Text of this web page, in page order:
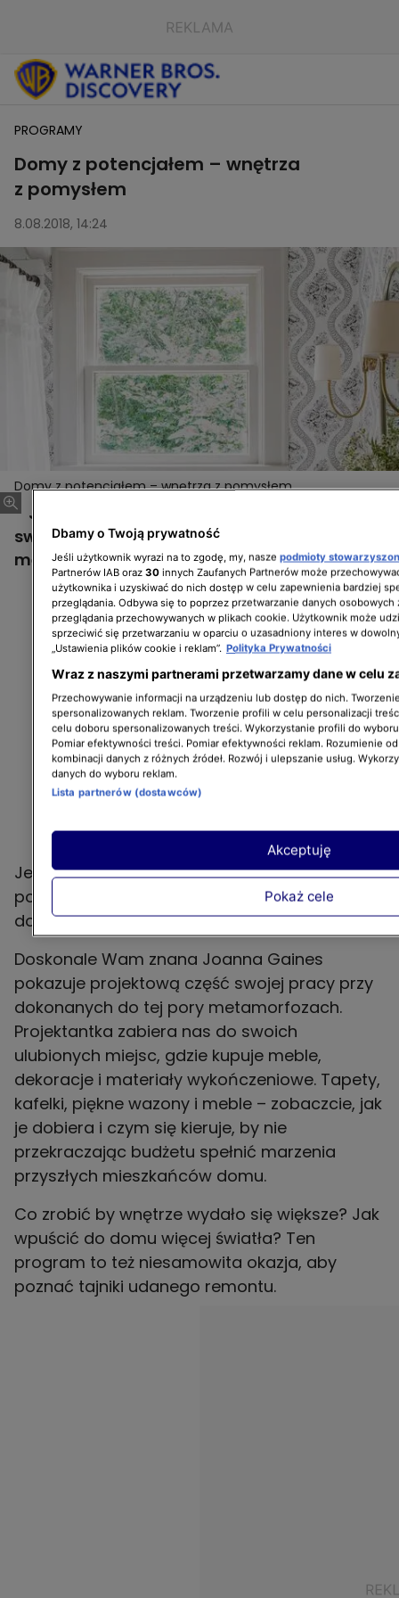
PROGRAMY
Domy z potencjałem – wnętrza
z pomysłem
8.08.2018, 14:24
Domy z potencjałem – wnętrza z pomysłem
Joanna Gaines pokazuje projektową część
swojej pracy przy dokonanych do tej pory
metamorfozach.
Jeśli zakochaliście się we wnętrzach „Domów z
potencjałem" i pragniecie przyjrzeć się im
dokładniej, koniecznie obejrzyjcie ten program.
Doskonale Wam znana Joanna Gaines
pokazuje projektową część swojej pracy przy
dokonanych do tej pory metamorfozach.
Projektantka zabiera nas do swoich
ulubionych miejsc, gdzie kupuje meble,
dekoracje i materiały wykończeniowe. Tapety,
kafelki, piękne wazony i meble – zobaczcie, jak
je dobiera i czym się kieruje, by nie
przekraczając budżetu spełnić marzenia
przyszłych mieszkańców domu.
Co zrobić by wnętrze wydało się większe? Jak
wpuścić do domu więcej światła? Ten
program to też niesamowita okazja, aby
poznać tajniki udanego remontu.
Dbamy o Twoją prywatność
Jeśli użytkownik wyrazi na to zgodę, my, nasze podmioty
Partnerów IAB oraz 30 innych Zaufanych Partnerów może
użytkownika i uzyskiwać do nich dostęp w celu zapewnienia bardziej
przeglądania. Odbywa się to poprzez przetwarzanie danych osobowych
przeglądania przechowywanych w plikach cookie. Użytkownik może
sprzeciwić się przetwarzaniu w oparciu o uzasadniony interes w
„Ustawienia plików cookie i reklam”. Polityka Prywatności
Wraz z naszymi partnerami przetwarzamy dane w celu
Przechowywanie informacji na urządzeniu lub dostęp do nich.
spersonalizowanych reklam. Tworzenie profili w celu personalizacji
celu doboru spersonalizowanych treści. Wykorzystanie profili do
Pomiar efektywności treści. Pomiar efektywności reklam. Rozumienie
kombinacji danych z różnych źródeł. Rozwój i ulepszanie usług.
danych do wyboru reklam.
Lista partnerów (dostawców)
Pokaż cele
Akceptuję